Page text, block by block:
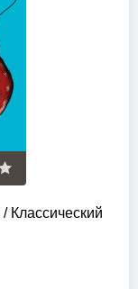
/ Классический